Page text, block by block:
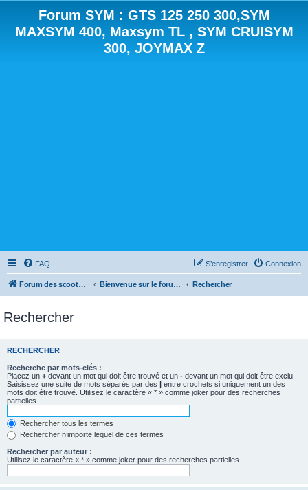
Forum SYM : GTS 125 250 300,SYM
MAXSYM 400, Maxsym TL , SYM CRUISYM
300, JOYMAX Z
FAQ Connexion
S’enregistrer
Forum des scooters SYM - GTS -MAXSYM - CRUISYM - JOYMAX - Maxsym TL Bienvenue sur le forum des scooters de la gamme SYM Rechercher
Rechercher
RECHERCHER
Recherche par mots-clés :
Placez un + devant un mot qui doit être trouvé et un - devant un mot qui doit être exclu.
Saisissez une suite de mots séparés par des | entre crochets si uniquement un des
mots doit être trouvé. Utilisez le caractère « * » comme joker pour des recherches
partielles.
Rechercher tous les termes
Rechercher n’importe lequel de ces termes
Rechercher par auteur :
Utilisez le caractère « * » comme joker pour des recherches partielles.